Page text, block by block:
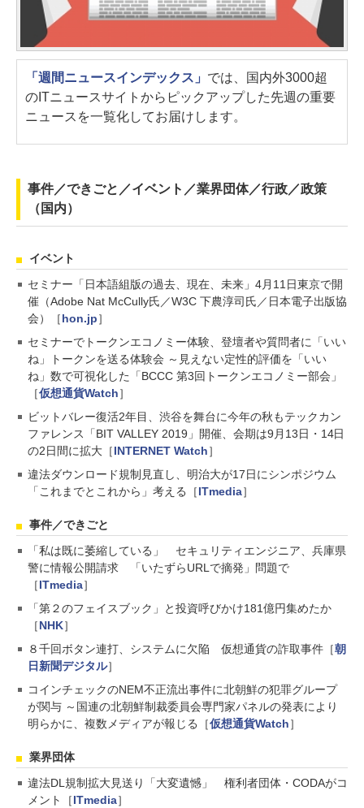
「週間ニュースインデックス」 では、国内外3000超
のITニュースサイトからピックアップした先週の重要
ニュースを一覧化してお届けします。
事件／できごと／イベント／業界団体／行政／政策
（国内）
イベント
セミナー「日本語組版の過去、現在、未来」4月11日東京で開
催（Adobe Nat McCully氏／W3C 下農淳司氏／日本電子出版協
会）［hon.jp］
セミナーでトークンエコノミー体験、登壇者や質問者に「いい
ね」トークンを送る体験会 ～見えない定性的評価を「いい
ね」数で可視化した「BCCC 第3回トークンエコノミー部会」
［仮想通貨Watch］
ビットバレー復活2年目、渋谷を舞台に今年の秋もテックカン
ファレンス「BIT VALLEY 2019」開催、会期は9月13日・14日
の2日間に拡大［INTERNET Watch］
違法ダウンロード規制見直し、明治大が17日にシンポジウム
「これまでとこれから」考える［ITmedia］
事件／できごと
「私は既に萎縮している」 セキュリティエンジニア、兵庫県
警に情報公開請求 「いたずらURLで摘発」問題で
［ITmedia］
「第２のフェイスブック」と投資呼びかけ181億円集めたか
［NHK］
８千回ボタン連打、システムに欠陥 仮想通貨の詐取事件［朝
日新聞デジタル］
コインチェックのNEM不正流出事件に北朝鮮の犯罪グループ
が関与 ～国連の北朝鮮制裁委員会専門家パネルの発表により
明らかに、複数メディアが報じる［仮想通貨Watch］
業界団体
違法DL規制拡大見送り「大変遺憾」 権利者団体・CODAがコ
メント［ITmedia］